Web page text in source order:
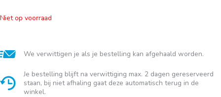
Niet op voorraad
We verwittigen je als je bestelling kan afgehaald worden.
Je bestelling blijft na verwittiging max. 2 dagen gereserveerd
staan, bij niet afhaling gaat deze automatisch terug in de
winkel.